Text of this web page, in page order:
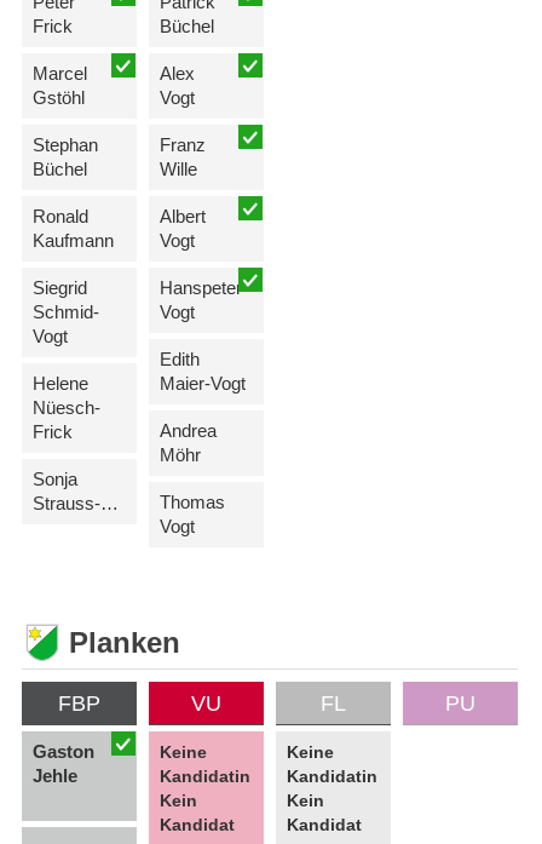
Frick
Marcel
Gstöhl
Stephan
Büchel
Ronald
Kaufmann
Siegrid
Schmid-
Vogt
Helene
Nüesch-
Frick
Sonja
Strauss-Fischer
Büchel
Alex
Vogt
Franz
Wille
Albert
Vogt
Hanspeter
Vogt
Edith
Maier-Vogt
Andrea
Möhr
Thomas
Vogt
Planken
FBP
Gaston
Jehle
VU
Keine
Kandidatin
Kein
Kandidat
FL
Keine
Kandidatin
Kein
Kandidat
PU